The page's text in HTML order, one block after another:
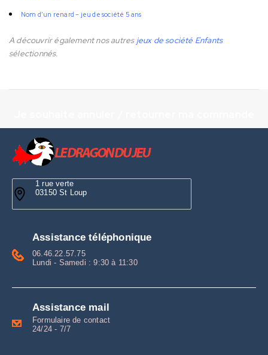
Nom d’un renard – jeu de société 5 ans
A découvrir également nos autresjeux de société Enfants
sélectionnés.
1 rue verte
03150 St Loup
Assistance téléphonique
06.46.22.57.75
Lundi - Samedi : 9:30 à 11:30
Assistance mail
Formulaire de contact
24/24 - 7/7